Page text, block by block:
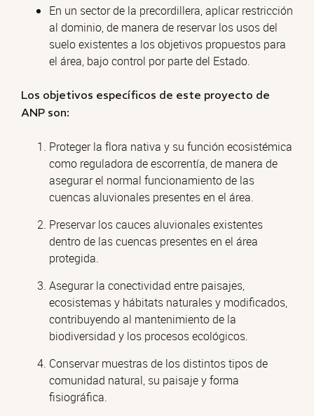
En un sector de la precordillera, aplicar restricción
al dominio, de manera de reservar los usos del
suelo existentes a los objetivos propuestos para
el área, bajo control por parte del Estado.
Los objetivos específicos de este proyecto de
ANP son:
Proteger la flora nativa y su función ecosistémica
como reguladora de escorrentía, de manera de
asegurar el normal funcionamiento de las
cuencas aluvionales presentes en el área.
Preservar los cauces aluvionales existentes
dentro de las cuencas presentes en el área
protegida.
Asegurar la conectividad entre paisajes,
ecosistemas y hábitats naturales y modificados,
contribuyendo al mantenimiento de la
biodiversidad y los procesos ecológicos.
Conservar muestras de los distintos tipos de
comunidad natural, su paisaje y forma
fisiográfica.